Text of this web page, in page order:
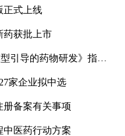
正式上线
药获批上市
指导原则实施建议和中文翻译稿意见
家企业拟中选
册备案有关事项
中医药行动方案